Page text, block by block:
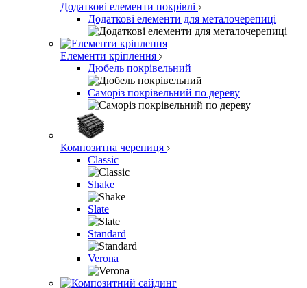
Додаткові елементи покрівлі
Додаткові елементи для металочерепиці
Елементи кріплення
Дюбель покрівельний
Саморіз покрівельний по дереву
Композитна черепиця
Classic
Shake
Slate
Standard
Verona